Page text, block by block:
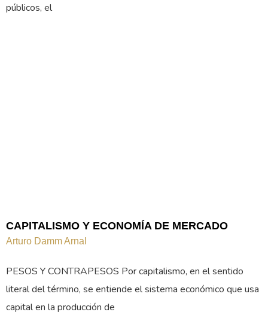
públicos, el
CAPITALISMO Y ECONOMÍA DE MERCADO
Arturo Damm Arnal
PESOS Y CONTRAPESOS Por capitalismo, en el sentido
literal del término, se entiende el sistema económico que usa
capital en la producción de